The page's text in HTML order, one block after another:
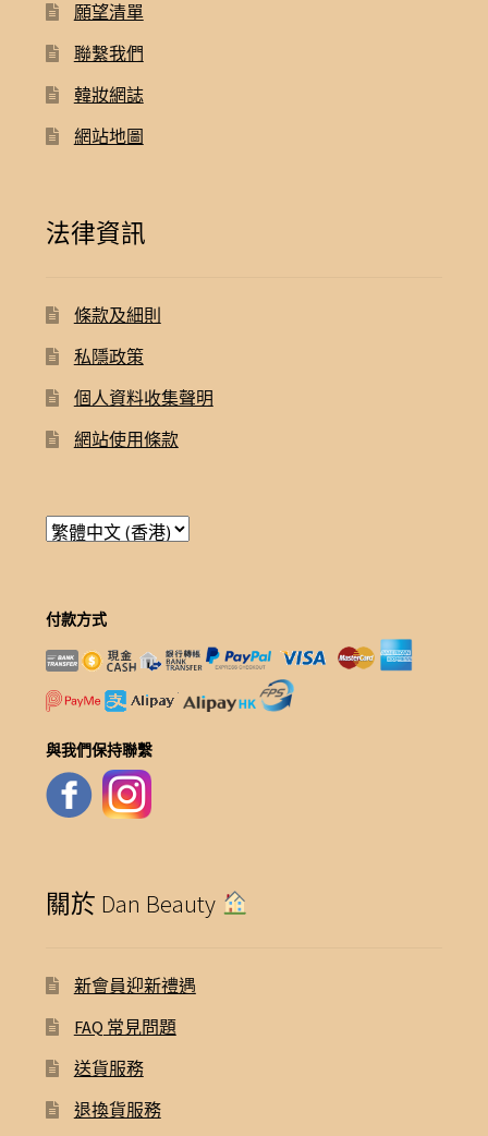
願望清單
聯繫我們
韓妝網誌
網站地圖
法律資訊
條款及細則
私隱政策
個人資料收集聲明
網站使用條款
付款方式
與我們保持聯繫
關於 Dan Beauty
新會員迎新禮遇
FAQ 常見問題
送貨服務
退換貨服務